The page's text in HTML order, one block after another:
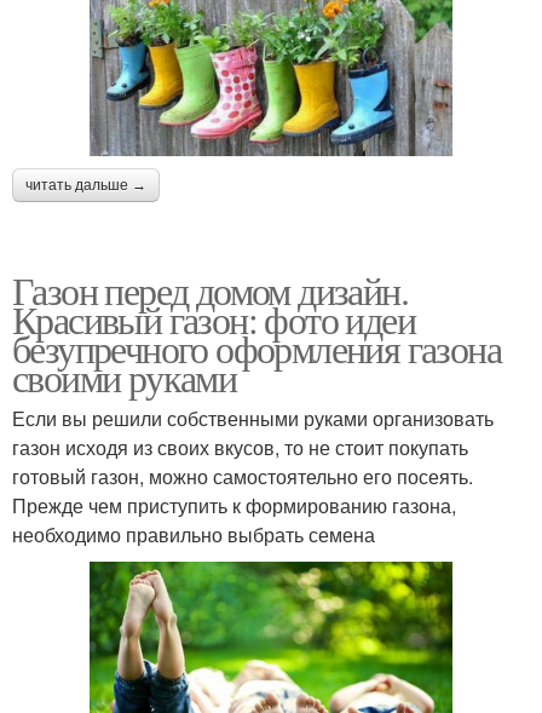
читать дальше →
Газон перед домом дизайн.
Красивый газон: фото идеи
безупречного оформления газона
своими руками
Если вы решили собственными руками организовать
газон исходя из своих вкусов, то не стоит покупать
готовый газон, можно самостоятельно его посеять.
Прежде чем приступить к формированию газона,
необходимо правильно выбрать семена